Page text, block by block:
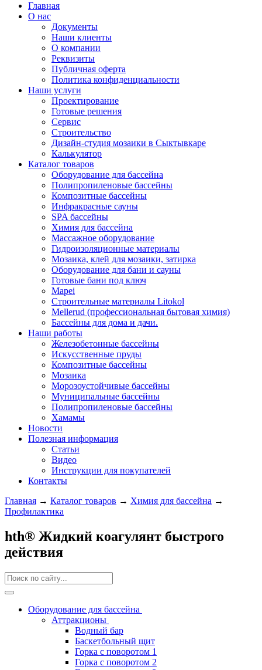
Главная
О нас
Документы
Наши клиенты
О компании
Реквизиты
Публичная оферта
Политика конфиденциальности
Наши услуги
Проектирование
Готовые решения
Сервис
Строительство
Дизайн-студия мозаики в Сыктывкаре
Калькулятор
Каталог товаров
Оборудование для бассейна
Полипропиленовые бассейны
Композитные бассейны
Инфракрасные сауны
SPA бассейны
Химия для бассейна
Массажное оборудование
Гидроизоляционные материалы
Мозаика, клей для мозаики, затирка
Оборудование для бани и сауны
Готовые бани под ключ
Mapei
Строительные материалы Litokol
Mellerud (профессиональная бытовая химия)
Бассейны для дома и дачи.
Наши работы
Железобетонные бассейны
Искусственные пруды
Композитные бассейны
Мозаика
Морозоустойчивые бассейны
Муниципальные бассейны
Полипропиленовые бассейны
Хамамы
Новости
Полезная информация
Статьи
Видео
Инструкции для покупателей
Контакты
Главная → Каталог товаров → Химия для бассейна →
Профилактика
hth® Жидкий коагулянт быстрого
действия
Оборудование для бассейна
Аттракционы
Водный бар
Баскетбольный щит
Горка с поворотом 1
Горка с поворотом 2